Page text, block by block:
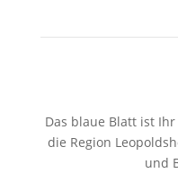
Das blaue Blatt ist
die Region
und